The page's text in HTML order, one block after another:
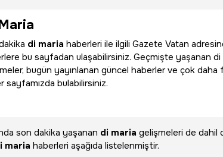
di maria haberleri ile ilgili Gazete Vatan
bu sayfadan ulaşabilirsiniz. Geçmişte yaşanan di
bugün yayınlanan güncel haberler ve çok daha
sayfamızda bulabilirsiniz.
son dakika yaşanan di maria gelişmeleri de dahil
maria haberleri aşağıda listelenmiştir.